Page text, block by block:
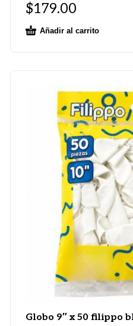
$179.00
Añadir al carrito
Globo 9″ x 50 filippo